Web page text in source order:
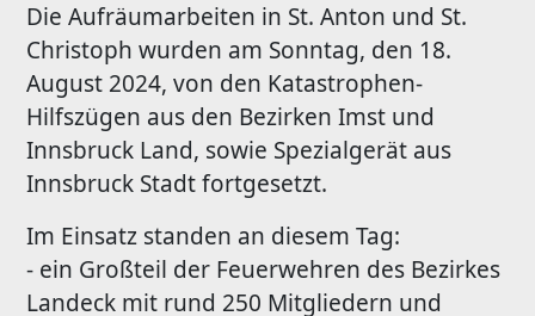
Die Aufräumarbeiten in St. Anton und St.
Christoph wurden am Sonntag, den 18.
August 2024, von den Katastrophen-
Hilfszügen aus den Bezirken Imst und
Innsbruck Land, sowie Spezialgerät aus
Innsbruck Stadt fortgesetzt.
Im Einsatz standen an diesem Tag:
- ein Großteil der Feuerwehren des Bezirkes
Landeck mit rund 250 Mitgliedern und